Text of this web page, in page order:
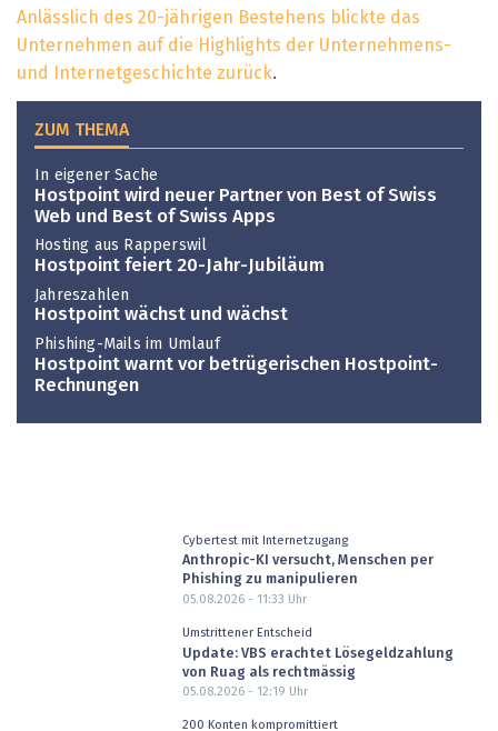
Anlässlich des 20-jährigen Bestehens blickte das
Unternehmen auf die Highlights der Unternehmens-
und Internetgeschichte zurück.
ZUM THEMA
In eigener Sache
Hostpoint wird neuer Partner von Best of Swiss
Web und Best of Swiss Apps
Hosting aus Rapperswil
Hostpoint feiert 20-Jahr-Jubiläum
Jahreszahlen
Hostpoint wächst und wächst
Phishing-Mails im Umlauf
Hostpoint warnt vor betrügerischen Hostpoint-
Rechnungen
Cybertest mit Internetzugang
Anthropic-KI versucht, Menschen per
Phishing zu manipulieren
05.08.2026 - 11:33 Uhr
Umstrittener Entscheid
Update: VBS erachtet Lösegeldzahlung
von Ruag als rechtmässig
05.08.2026 - 12:19 Uhr
200 Konten kompromittiert